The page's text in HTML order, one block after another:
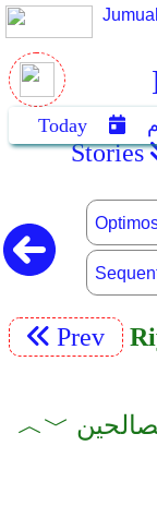
Today
Stories
Prev
︿﹀ كتب رياض الصالحين Riyad as-Salihin